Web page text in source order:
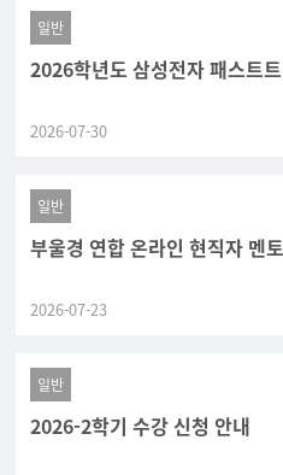
일반
2026학년도 삼성전자 패스트
2026-07-30
일반
부울경 연합 온라인 현직자 멘
2026-07-23
일반
2026-2학기 수강 신청 안내